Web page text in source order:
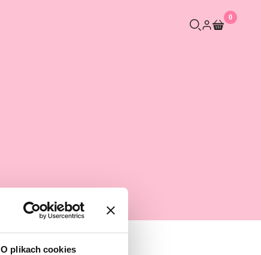
O plikach cookies
0